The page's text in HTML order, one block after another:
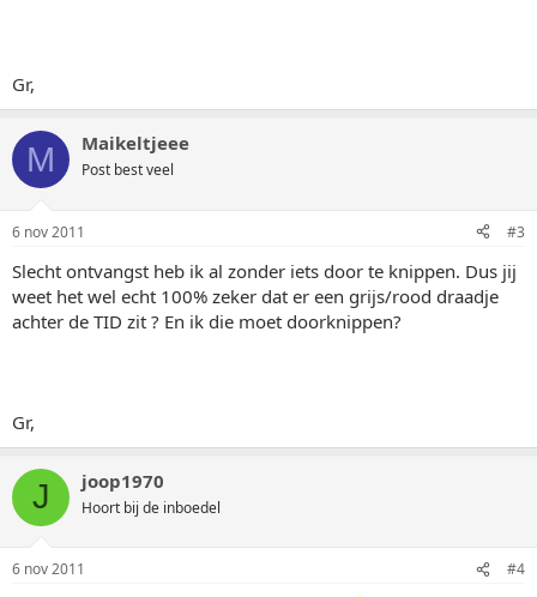
Gr,
M Maikeltjeee
Post best veel
6 nov 2011 #3
Slecht ontvangst heb ik al zonder iets door te knippen. Dus jij
weet het wel echt 100% zeker dat er een grijs/rood draadje
achter de TID zit ? En ik die moet doorknippen?
Gr,
J joop1970
Hoort bij de inboedel
6 nov 2011 #4